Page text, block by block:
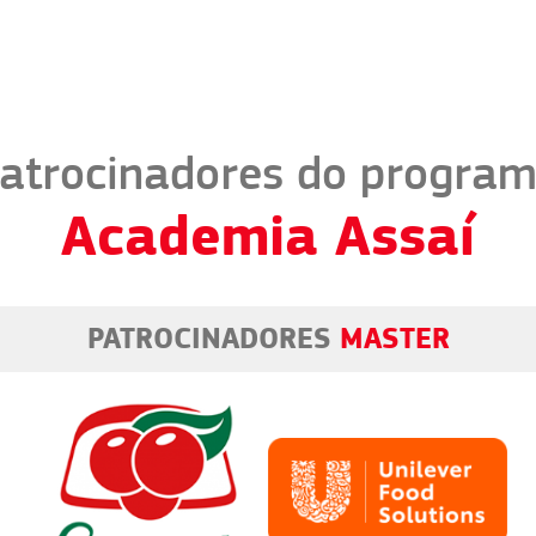
do
Academia Assaí
PATROCINADORES MASTER